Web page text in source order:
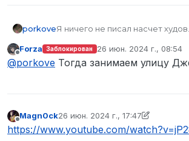
porkoveЯ ничего не писал насчет
там обычно пишут где они
Не в сети
Forza Заблокирован 26 июн. 2024 г., 08:54
отредактировано
@porkove Тогда занимаем улицу
Не в сети
Magn0ck26 июн. 2024 г., 17:47
отредактировано Magn0ck
https://www.youtube.com/